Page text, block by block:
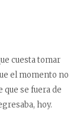
cuesta tomar
el momento no
que se fuera de
hoy.